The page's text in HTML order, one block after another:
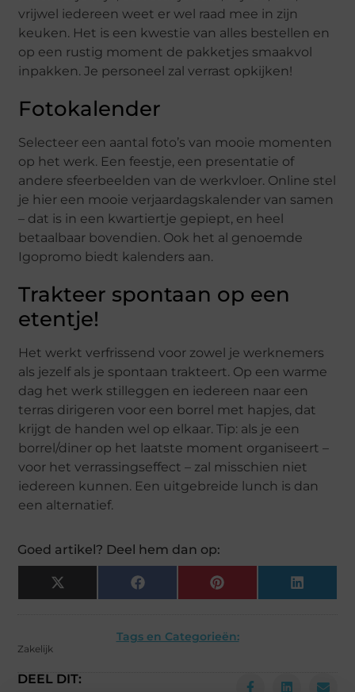
vrijwel iedereen weet er wel raad mee in zijn
keuken. Het is een kwestie van alles bestellen en
op een rustig moment de pakketjes smaakvol
inpakken. Je personeel zal verrast opkijken!
Fotokalender
Selecteer een aantal foto’s van mooie momenten
op het werk. Een feestje, een presentatie of
andere sfeerbeelden van de werkvloer. Online stel
je hier een mooie verjaardagskalender van samen
– dat is in een kwartiertje gepiept, en heel
betaalbaar bovendien. Ook het al genoemde
Igopromo biedt kalenders aan.
Trakteer spontaan op een
etentje!
Het werkt verfrissend voor zowel je werknemers
als jezelf als je spontaan trakteert. Op een warme
dag het werk stilleggen en iedereen naar een
terras dirigeren voor een borrel met hapjes, dat
krijgt de handen wel op elkaar. Tip: als je een
borrel/diner op het laatste moment organiseert –
voor het verrassingseffect – zal misschien niet
iedereen kunnen. Een uitgebreide lunch is dan
een alternatief.
Goed artikel? Deel hem dan op:
X
(Twitter)
Facebook Pinterest LinkedIn
Tags en Categorieën:
Zakelijk
DEEL DIT: